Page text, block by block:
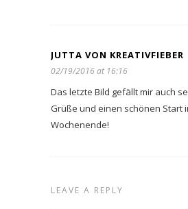
JUTTA VON KREATIVFIEBER
02/19/2016 at 16:16
Das letzte Bild gefällt mir auch
Grüße und einen schönen Start
Wochenende!
LEAVE A REPLY